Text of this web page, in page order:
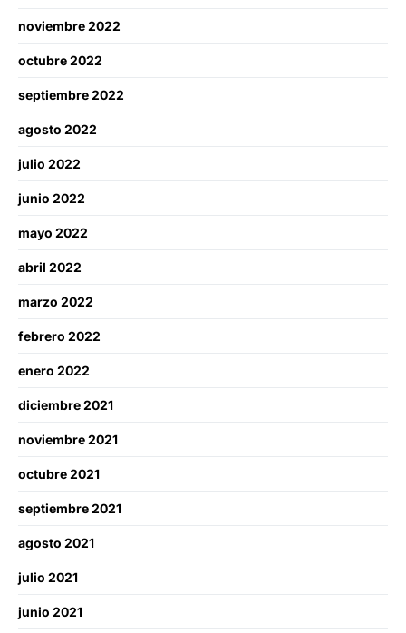
noviembre 2022
octubre 2022
septiembre 2022
agosto 2022
julio 2022
junio 2022
mayo 2022
abril 2022
marzo 2022
febrero 2022
enero 2022
diciembre 2021
noviembre 2021
octubre 2021
septiembre 2021
agosto 2021
julio 2021
junio 2021